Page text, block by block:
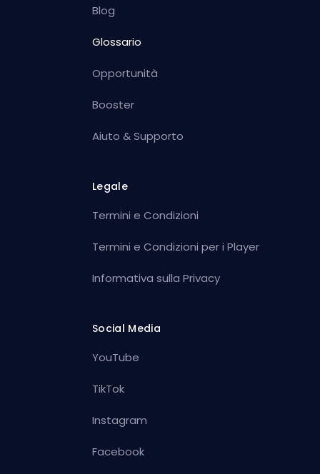
Blog
Glossario
Opportunità
Booster
Aiuto & Supporto
Legale
Termini e Condizioni
Termini e Condizioni per i Player
Informativa sulla Privacy
Social Media
YouTube
TikTok
Instagram
Facebook